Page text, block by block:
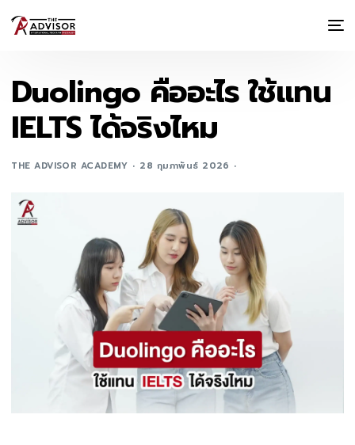
Duolingo คืออะไร ใช้แทน
IELTS ได้จริงไหม
THE ADVISOR ACADEMY 28 กุมภาพันธ์ 2026